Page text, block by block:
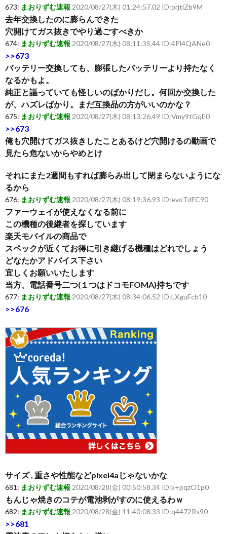
673: まおりずむ速報 2020/08/27(木) 01:24:57.02 ID:orjtiZb9M
去年交換したのに膨らんできた
穴開けてガス抜きでやり過ごすべきか
674: まおりずむ速報 2020/08/27(木) 08:11:35.44 ID:4Pl4QANe0
>>673
バッテリー交換しても、膨張したバッテリーより持たなく
なるかもよ。
純正と謳っていても怪しいのばかりだし。何回か交換した
が、ハズレばかり。まだ互換品の方がいいのかな？
675: まおりずむ速報 2020/08/27(木) 08:13:26.49 ID:Vmy9tGqE0
>>673
俺も穴開けてガス抜きしたことあるけど穴開けるの動画で
見たら危ないからやめとけ
それにまた2週間もすれば膨らみ出して閉まらないようにな
るから
676: まおりずむ速報 2020/08/27(木) 08:19:36.93 ID:evoTdFC90
ファーウェイが使えなくなる前に
この機種の後継者を探しています
楽天モバイルの商品で
スペックが近くてお得に引き継げる機種はどれでしょう
どなたかアドバイス下さい
宜しくお願いいたします
当方、電話番号二つ(１つはドコモFOMA)持ちです
677: まおりずむ速報 2020/08/27(木) 08:34:06.52 ID:LXguFcb10
>>676
サイズ , 重さや性能などpixel4aじゃないかな
681: まおりずむ速報 2020/08/28(金) 00:50:58.34 ID:k+pqzO1p0
もんじゃ焼きのコテが電池剥がすのに使えるわｗ
682: まおりずむ速報 2020/08/28(金) 11:40:08.33 ID:q4472Rs90
>>681